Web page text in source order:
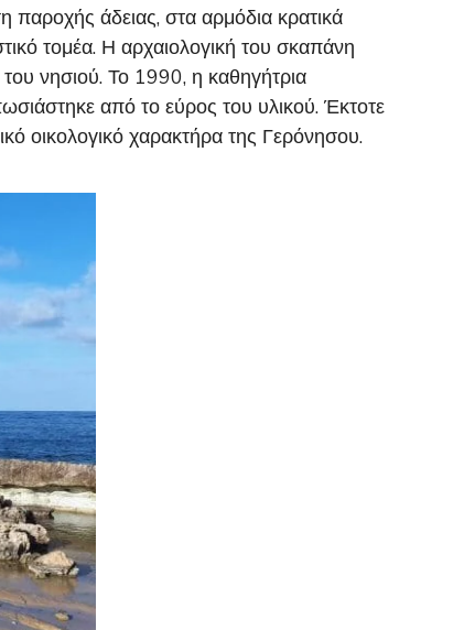
άδειας, στα αρμόδια κρατικά
τομέα. Η αρχαιολογική του σκαπάνη
νησιού. Το 1990, η καθηγήτρια
από το εύρος του υλικού. Έκτοτε
οικολογικό χαρακτήρα της Γερόνησου.